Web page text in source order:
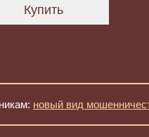
новый вид